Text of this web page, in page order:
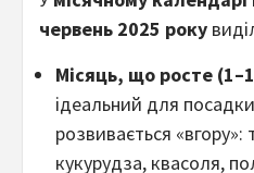
червень 2025 року
Місяць, що росте
ідеальний для
розвивається «вгору»:
кукурудза, квасоля,